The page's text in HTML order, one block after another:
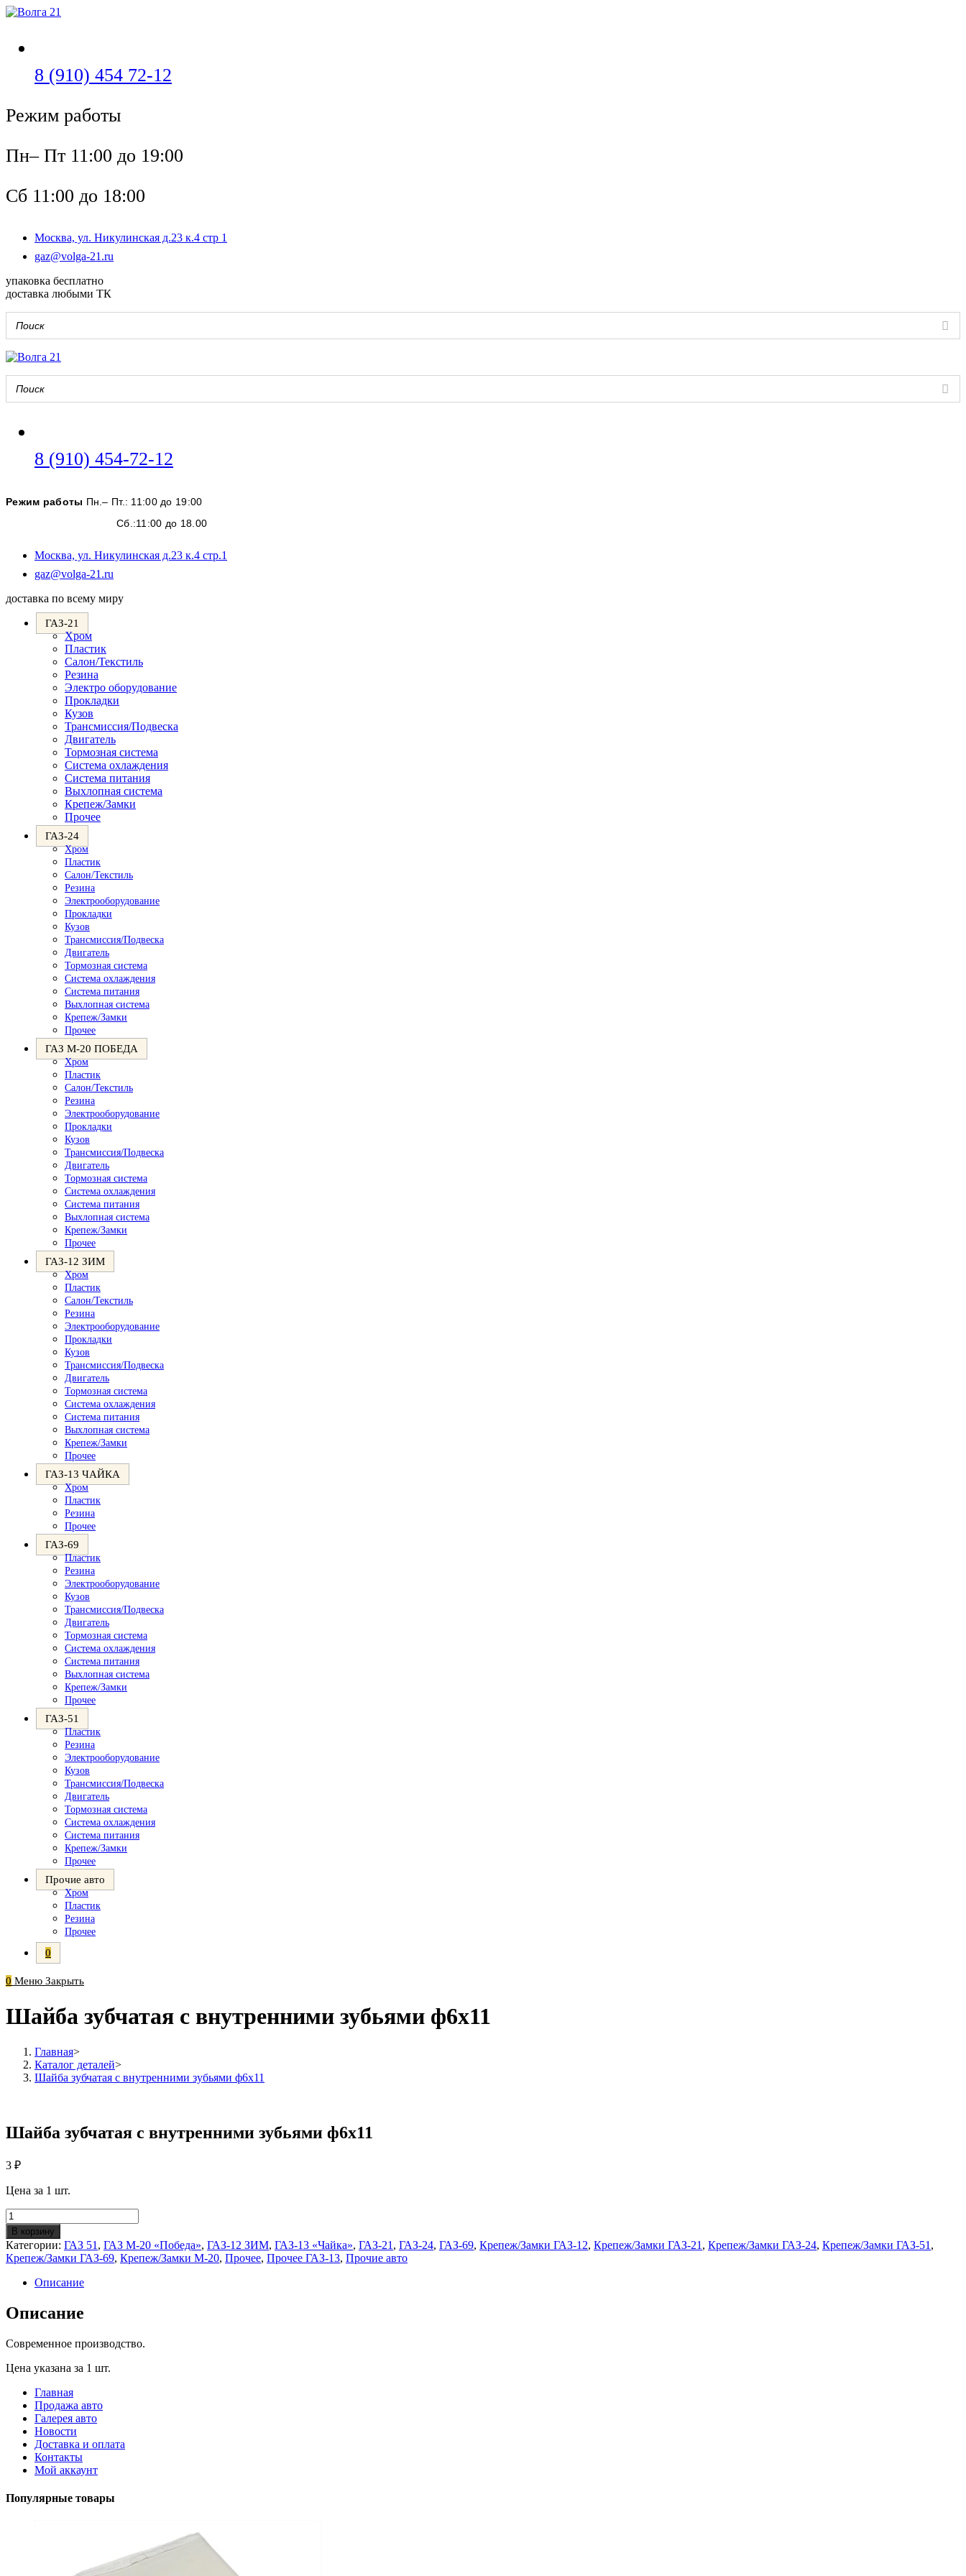
Перейти
8 (910) 454 72-12
Режим работы
Пн– Пт 11:00 до 19:00
Сб 11:00 до 18:00
Москва, ул. Никулинская д.23 к.4 стр 1
gaz@volga-21.ru
упаковка бесплатно
доставка любыми ТК
8 (910) 454-72-12
вашем
приложении
Режим работы Пн.– Пт.: 11:00 до 19:00
Сб.:11:00 до 18.00
Москва, ул. Никулинская д.23 к.4 стр.1
gaz@volga-21.ru
вашем
доставка по всему миру
ГАЗ-21
Хром
Пластик
Салон/Текстиль
Резина
Электро оборудование
Прокладки
Кузов
Трансмиссия/Подвеска
Двигатель
Тормозная система
Система охлаждения
Система питания
Выхлопная система
Крепеж/Замки
Прочее
ГАЗ-24
Хром
Пластик
Салон/Текстиль
Резина
Электрооборудование
Прокладки
Кузов
Трансмиссия/Подвеска
Двигатель
Тормозная система
Система охлаждения
Система питания
Выхлопная система
Крепеж/Замки
Прочее
ГАЗ М-20 ПОБЕДА
Хром
Пластик
Салон/Текстиль
Резина
Электрооборудование
Прокладки
Кузов
Трансмиссия/Подвеска
Двигатель
Тормозная система
Система охлаждения
Система питания
Выхлопная система
Крепеж/Замки
Прочее
ГАЗ-12 ЗИМ
Хром
Пластик
Салон/Текстиль
Резина
Электрооборудование
Прокладки
Кузов
Трансмиссия/Подвеска
Двигатель
Тормозная система
Система охлаждения
Система питания
Выхлопная система
Крепеж/Замки
Прочее
ГАЗ-13 ЧАЙКА
Хром
Пластик
Резина
Прочее
ГАЗ-69
Пластик
Резина
Электрооборудование
Кузов
Трансмиссия/Подвеска
Двигатель
Тормозная система
Система охлаждения
Система питания
Выхлопная система
Крепеж/Замки
Прочее
ГАЗ-51
Пластик
Резина
Электрооборудование
Кузов
Трансмиссия/Подвеска
Двигатель
Тормозная система
Система охлаждения
Система питания
Крепеж/Замки
Прочее
Прочие авто
Хром
Пластик
Резина
Прочее
0
0 Меню Закрыть
Шайба зубчатая с внутренними зубьями ф6х11
Главная>
Каталог деталей>
Шайба зубчатая с внутренними зубьями ф6х11
Шайба зубчатая с внутренними зубьями ф6х11
3 ₽
Цена за 1 шт.
Количество
Шайба
зубчатая
с
внутренними
зубьями
В корзину
Категории: ГАЗ 51 , ГАЗ М-20 «Победа», ГАЗ-12 ЗИМ, ГАЗ-13 «Чайка», ГАЗ-21 , ГАЗ-24, ГАЗ-69, Крепеж/Замки ГАЗ-12, Крепеж/Замки ГАЗ-21 , Крепеж/Замки ГАЗ-24, Крепеж/Замки ГАЗ-51 ,
Крепеж/Замки ГАЗ-69, Крепеж/Замки М-20, Прочее, Прочее ГАЗ-13, Прочие авто
Описание
Описание
Современное производство.
Цена указана за 1 шт.
Главная
Продажа авто
Галерея авто
Новости
Доставка и оплата
Контакты
Мой аккаунт
Популярные товары